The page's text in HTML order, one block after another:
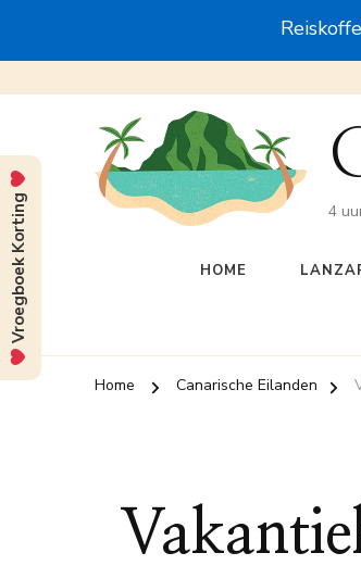
4
HOME
Home Canarische Eilanden
Vroegboek Korting